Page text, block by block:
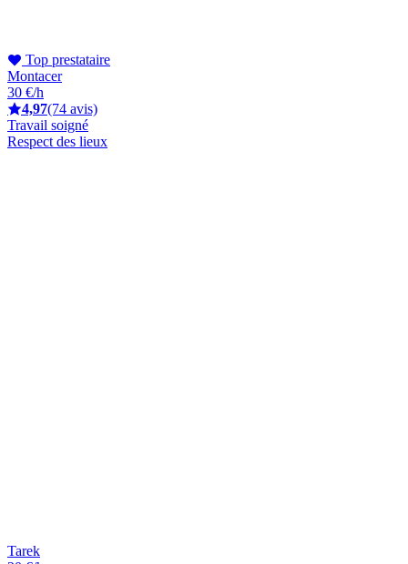
Top prestataire
Montacer
30 €/h
4,97(74 avis)
Travail soigné
Respect des lieux
Tarek